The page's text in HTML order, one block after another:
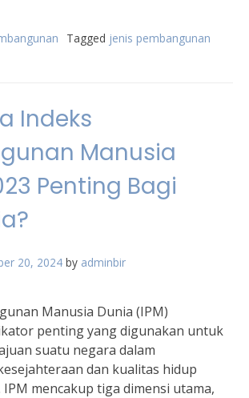
Tagged jenis pembangunan
Indeks
Manusia
Penting Bagi
20, 2024 by adminbir
Manusia Dunia (IPM)
penting yang digunakan untuk
suatu negara dalam
dan kualitas hidup
mencakup tiga dimensi utama,